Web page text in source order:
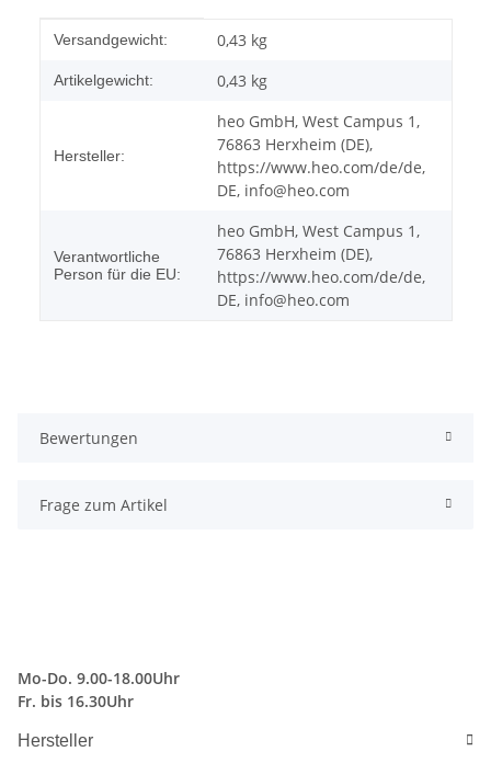
Produkteigenschaft
Wert
Versandgewicht: 0,43 kg
Artikelgewicht: 0,43 kg
Hersteller:
heo GmbH, West Campus 1,
76863 Herxheim (DE),
https://www.heo.com/de/de,
DE, info@heo.com
Verantwortliche
Person für die EU:
heo GmbH, West Campus 1,
76863 Herxheim (DE),
https://www.heo.com/de/de,
DE, info@heo.com
Bewertungen
Frage zum Artikel
Mo-Do. 9.00-18.00Uhr
Fr. bis 16.30Uhr
Hersteller